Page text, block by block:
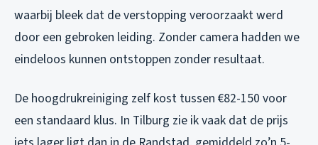
waarbij bleek dat de verstopping veroorzaakt werd
door een gebroken leiding. Zonder camera hadden we
eindeloos kunnen ontstoppen zonder resultaat.
De hoogdrukreiniging zelf kost tussen €82-150 voor
een standaard klus. In Tilburg zie ik vaak dat de prijs